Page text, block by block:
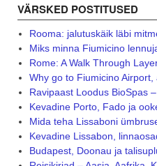
VÄRSKED POSTITUSED
Rooma: jalutuskäik läbi
Miks minna Fiumicino
Rome: A Walk Through
Why go to Fiumicino Airport,
Ravipaast Loodus BioSpas
Kevadine Porto, Fado ja
Mida teha Lissaboni
Kevadine Lissabon,
Budapest, Doonau ja